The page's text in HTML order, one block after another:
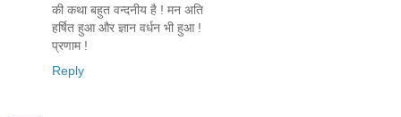
की कथा बहुत वन्दनीय है ! मन अति
हर्षित हुआ और ज्ञान वर्धन भी हुआ !
प्रणाम !
Reply